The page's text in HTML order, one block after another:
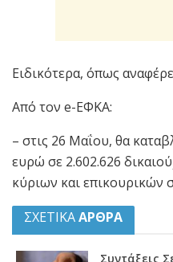
Ειδικότερα, όπως
Από τον e-ΕΦΚΑ:
– στις 26 Μαΐου, θα
ευρώ σε 2.602.626
κύριων και επικουρικών
ΣΧΕΤΙΚΑΑΡΘΡΑ
Συντάξεις